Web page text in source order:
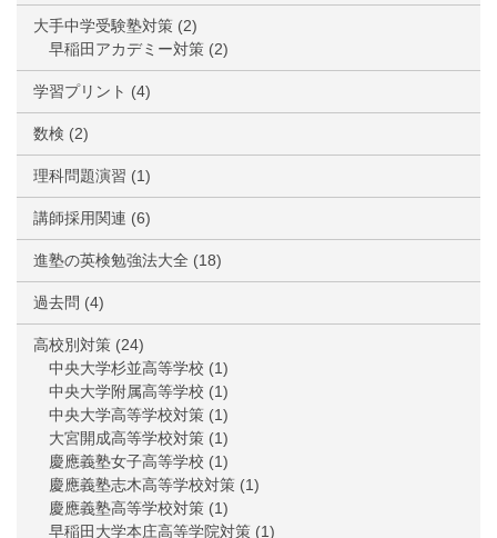
大手中学受験塾対策 (2)
早稲田アカデミー対策 (2)
学習プリント (4)
数検 (2)
理科問題演習 (1)
講師採用関連 (6)
進塾の英検勉強法大全 (18)
過去問 (4)
高校別対策 (24)
中央大学杉並高等学校 (1)
中央大学附属高等学校 (1)
中央大学高等学校対策 (1)
大宮開成高等学校対策 (1)
慶應義塾女子高等学校 (1)
慶應義塾志木高等学校対策 (1)
慶應義塾高等学校対策 (1)
早稲田大学本庄高等学院対策 (1)